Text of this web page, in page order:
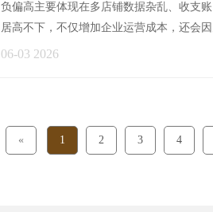
负偏高主要体现在多店铺数据杂乱、收支
居高不下，不仅增加企业运营成本，还会
06-03 2026
« 1 2 3 4